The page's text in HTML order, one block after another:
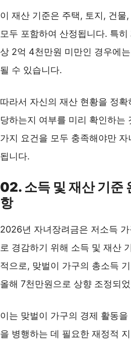
이 재산 기준은 주택, 토지, 건
모두 포함하여 산정됩니다. 특
상 2억 4천만원 미만인 경우에
될 수 있습니다.
따라서 자신의 재산 현황을 정
당하는지 여부를 미리 확인하는
가지 요건을 모두 충족해야만
됩니다.
02. 소득 및 재산 기준
항
2026년 자녀장려금은 저소득
로 경감하기 위해 소득 및 재산
적으로, 맞벌이 가구의 총소득
올해 7천만원으로 상향 조정되
이는 맞벌이 가구의 경제 활동
을 병행하는 데 필요한 재정적